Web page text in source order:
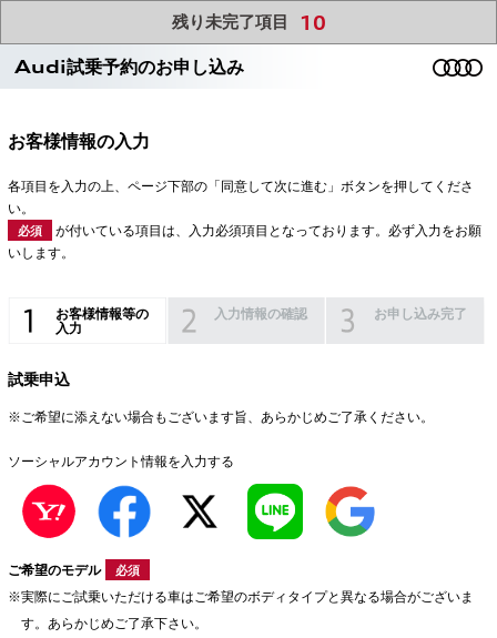
Audi試乗予約のお申し込み
お客様情報の入力
各項目を入力の上、ページ下部の「同意して次に進む」ボタンを押してくださ
い。
必須
が付いている項目は、入力必須項目となっております。必ず入力をお願
いします。
お客様情報等の
入力
入力情報の確認 お申し込み完了
試乗申込
※ご希望に添えない場合もございます旨、あらかじめご了承ください。
ソーシャルアカウント情報を入力する
ご希望のモデル 必須
実際にご試乗いただける車はご希望のボディタイプと異なる場合がございま
す。あらかじめご了承下さい。
残り未完了項目 10